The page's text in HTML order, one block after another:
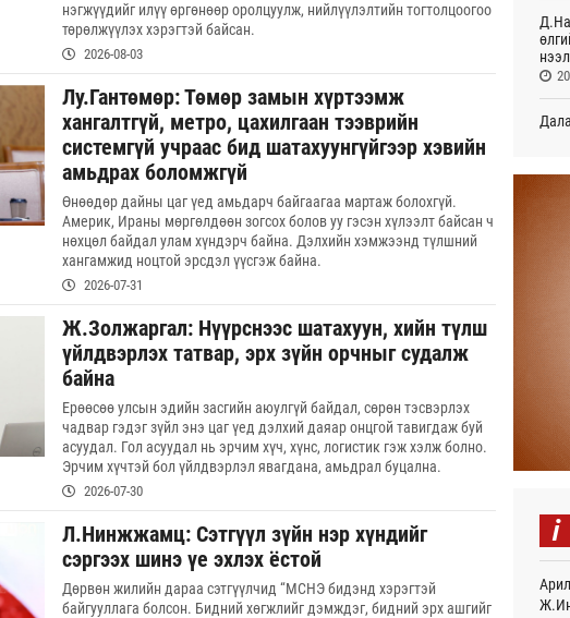
нэгжүүдийг илүү өргөнөөр оролцуулж, нийлүүлэлтийн тогтолцоогоо
төрөлжүүлэх хэрэгтэй байсан.
2026-08-03
Лу.Гантөмөр: Төмөр замын хүртээмж
хангалтгүй, метро, цахилгаан тээврийн
системгүй учраас бид шатахуунгүйгээр хэвийн
амьдрах боломжгүй
Өнөөдөр дайны цаг үед амьдарч байгаагаа мартаж болохгүй.
Америк, Ираны мөргөлдөөн зогсох болов уу гэсэн хүлээлт байсан ч
нөхцөл байдал улам хүндэрч байна. Дэлхийн хэмжээнд түлшний
хангамжид ноцтой эрсдэл үүсгэж байна.
2026-07-31
Ж.Золжаргал: Нүүрснээс шатахуун, хийн түлш
үйлдвэрлэх татвар, эрх зүйн орчныг судалж
байна
Ерөөсөө улсын эдийн засгийн аюулгүй байдал, сөрөн тэсвэрлэх
чадвар гэдэг зүйл энэ цаг үед дэлхий даяар онцгой тавигдаж буй
асуудал. Гол асуудал нь эрчим хүч, хүнс, логистик гэж хэлж болно.
Эрчим хүчтэй бол үйлдвэрлэл явагдана, амьдрал буцална.
2026-07-30
Л.Нинжжамц: Сэтгүүл зүйн нэр хүндийг
сэргээх шинэ үе эхлэх ёстой
Дөрвөн жилийн дараа сэтгүүлчид “МСНЭ бидэнд хэрэгтэй
байгууллага болсон. Бидний хөгжлийг дэмждэг, бидний эрх ашгийг
i